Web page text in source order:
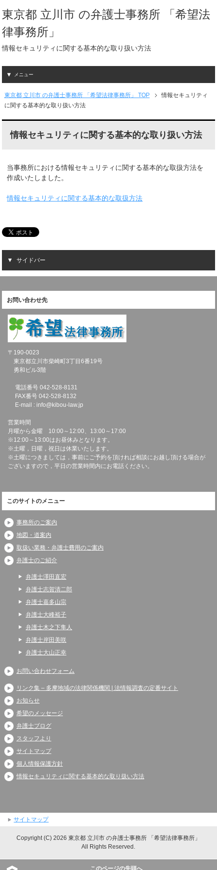
東京都 立川市 の弁護士事務所 「希望法
律事務所」
情報セキュリティに関する基本的な取り扱い方法
メニュー
東京都 立川市 の弁護士事務所 「希望法律事務所」 TOP
情報セキュリティ
に関する基本的な取り扱い方法
情報セキュリティに関する基本的な取り扱い方法
当事務所における情報セキュリティに関する基本的な取扱方法を
作成いたしました。
情報セキュリティに関する基本的な取扱方法
サイドバー
お問い合わせ先
〒190-0023
東京都立川市柴崎町3丁目6番19号
勇和ビル3階
電話番号 042-528-8131
FAX番号 042-528-8132
E-mail : info@kibou-law.jp
営業時間
月曜から金曜 10:00～12:00、13:00～17:00
※12:00～13:00はお昼休みとなります。
※土曜，日曜，祝日は休業いたします。
※土曜につきましては，事前にご予約を頂ければ相談にお越し頂ける場合が
ございますので，平日の営業時間内にお電話ください。
このサイトのメニュー
事務所のご案内
地図・道案内
取扱い業務・弁護士費用のご案内
弁護士のご紹介
弁護士澤田直宏
弁護士志賀清二郎
弁護士嘉多山宗
弁護士大峰裕子
弁護士木之下隼人
弁護士岸田美咲
弁護士大山正幸
お問い合わせフォーム
リンク集 – 多摩地域の法律関係機関 | 法情報調査の定番サイト
お知らせ
希望のメッセージ
弁護士ブログ
スタッフより
サイトマップ
個人情報保護方針
情報セキュリティに関する基本的な取り扱い方法
サイトマップ
Copyright (C) 2026 東京都 立川市 の弁護士事務所 「希望法律事務所」
All Rights Reserved.
このページの先頭へ